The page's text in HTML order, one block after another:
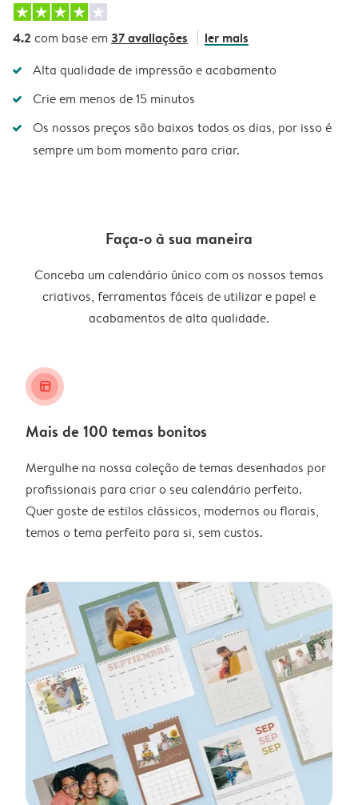
4.2 com base em 37 avaliações ler mais
Alta qualidade de impressão e acabamento
Crie em menos de 15 minutos
Os nossos preços são baixos todos os dias, por isso é
sempre um bom momento para criar.
Faça-o à sua maneira
Conceba um calendário único com os nossos temas
criativos, ferramentas fáceis de utilizar e papel e
acabamentos de alta qualidade.
layout_alt
Mais de 100 temas bonitos
Mergulhe na nossa coleção de temas desenhados por
profissionais para criar o seu calendário perfeito.
Quer goste de estilos clássicos, modernos ou florais,
temos o tema perfeito para si, sem custos.